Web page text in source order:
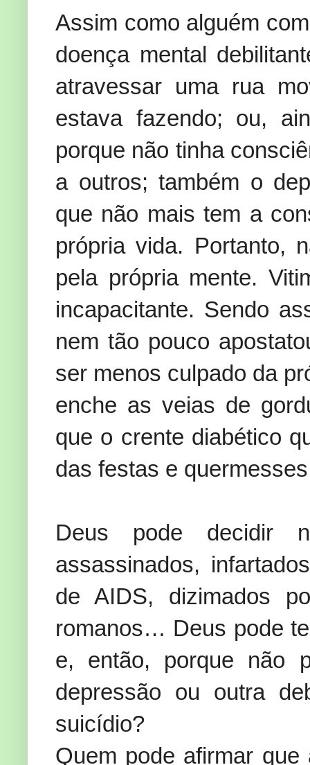
Assim como alguém
doença mental
atravessar uma rua
estava fazendo; ou,
porque não tinha
a outros; também o
que não mais tem a
própria vida. Portanto,
pela própria mente.
incapacitante. Sendo
nem tão pouco
ser menos culpado da
enche as veias de
que o crente diabético
das festas e
Deus pode decidir
assassinados,
de AIDS, dizimados
romanos… Deus pode
e, então, porque não
depressão ou outra
suicídio?
Quem pode afirmar